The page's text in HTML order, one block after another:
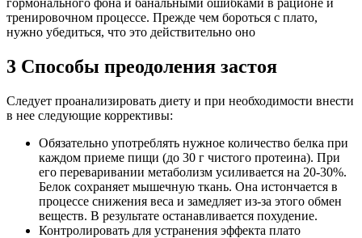
тренировочном процессе. Прежде чем бороться с плато,
нужно убедиться, что это действительно оно
3 Способы преодоления застоя
Следует проанализировать диету и при необходимости внести
в нее следующие коррективы:
Обязательно употреблять нужное количество белка при
каждом приеме пищи (до 30 г чистого протеина). При
его переваривании метаболизм усиливается на 20-30%.
Белок сохраняет мышечную ткань. Она истончается в
процессе снижения веса и замедляет из-за этого обмен
веществ. В результате останавливается похудение.
Контролировать для устранения эффекта плато